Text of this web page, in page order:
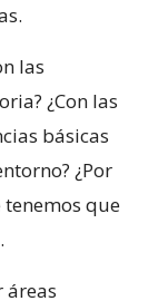
las
¿Con las
básicas
¿Por
que
áreas